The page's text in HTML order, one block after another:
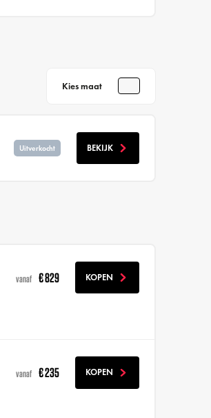
Kies maat
Uitverkocht BEKIJK
vanaf € 829 KOPEN
vanaf € 235 KOPEN